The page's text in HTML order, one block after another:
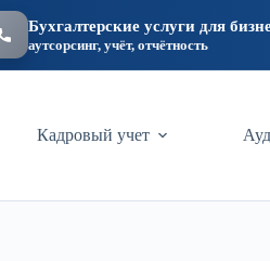
Бухгалтерские услуги для
аутсорсинг, учёт, отчётность
Кадровый учет